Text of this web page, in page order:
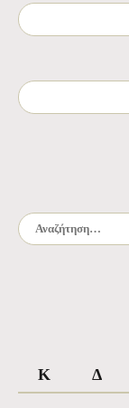
Αναζήτηση για:
Κ Δ